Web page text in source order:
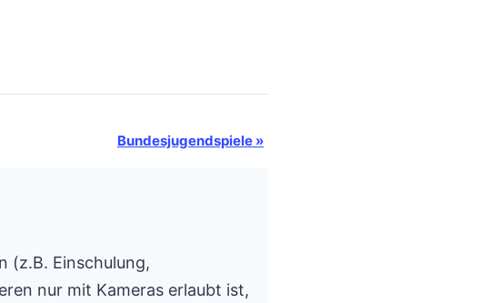
Bundesjugendspiele »
(z.B. Einschulung,
nur mit Kameras erlaubt ist,